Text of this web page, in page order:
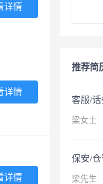
推荐简
客服/话
梁女士
保安/仓
梁先生
详情
详情
详情